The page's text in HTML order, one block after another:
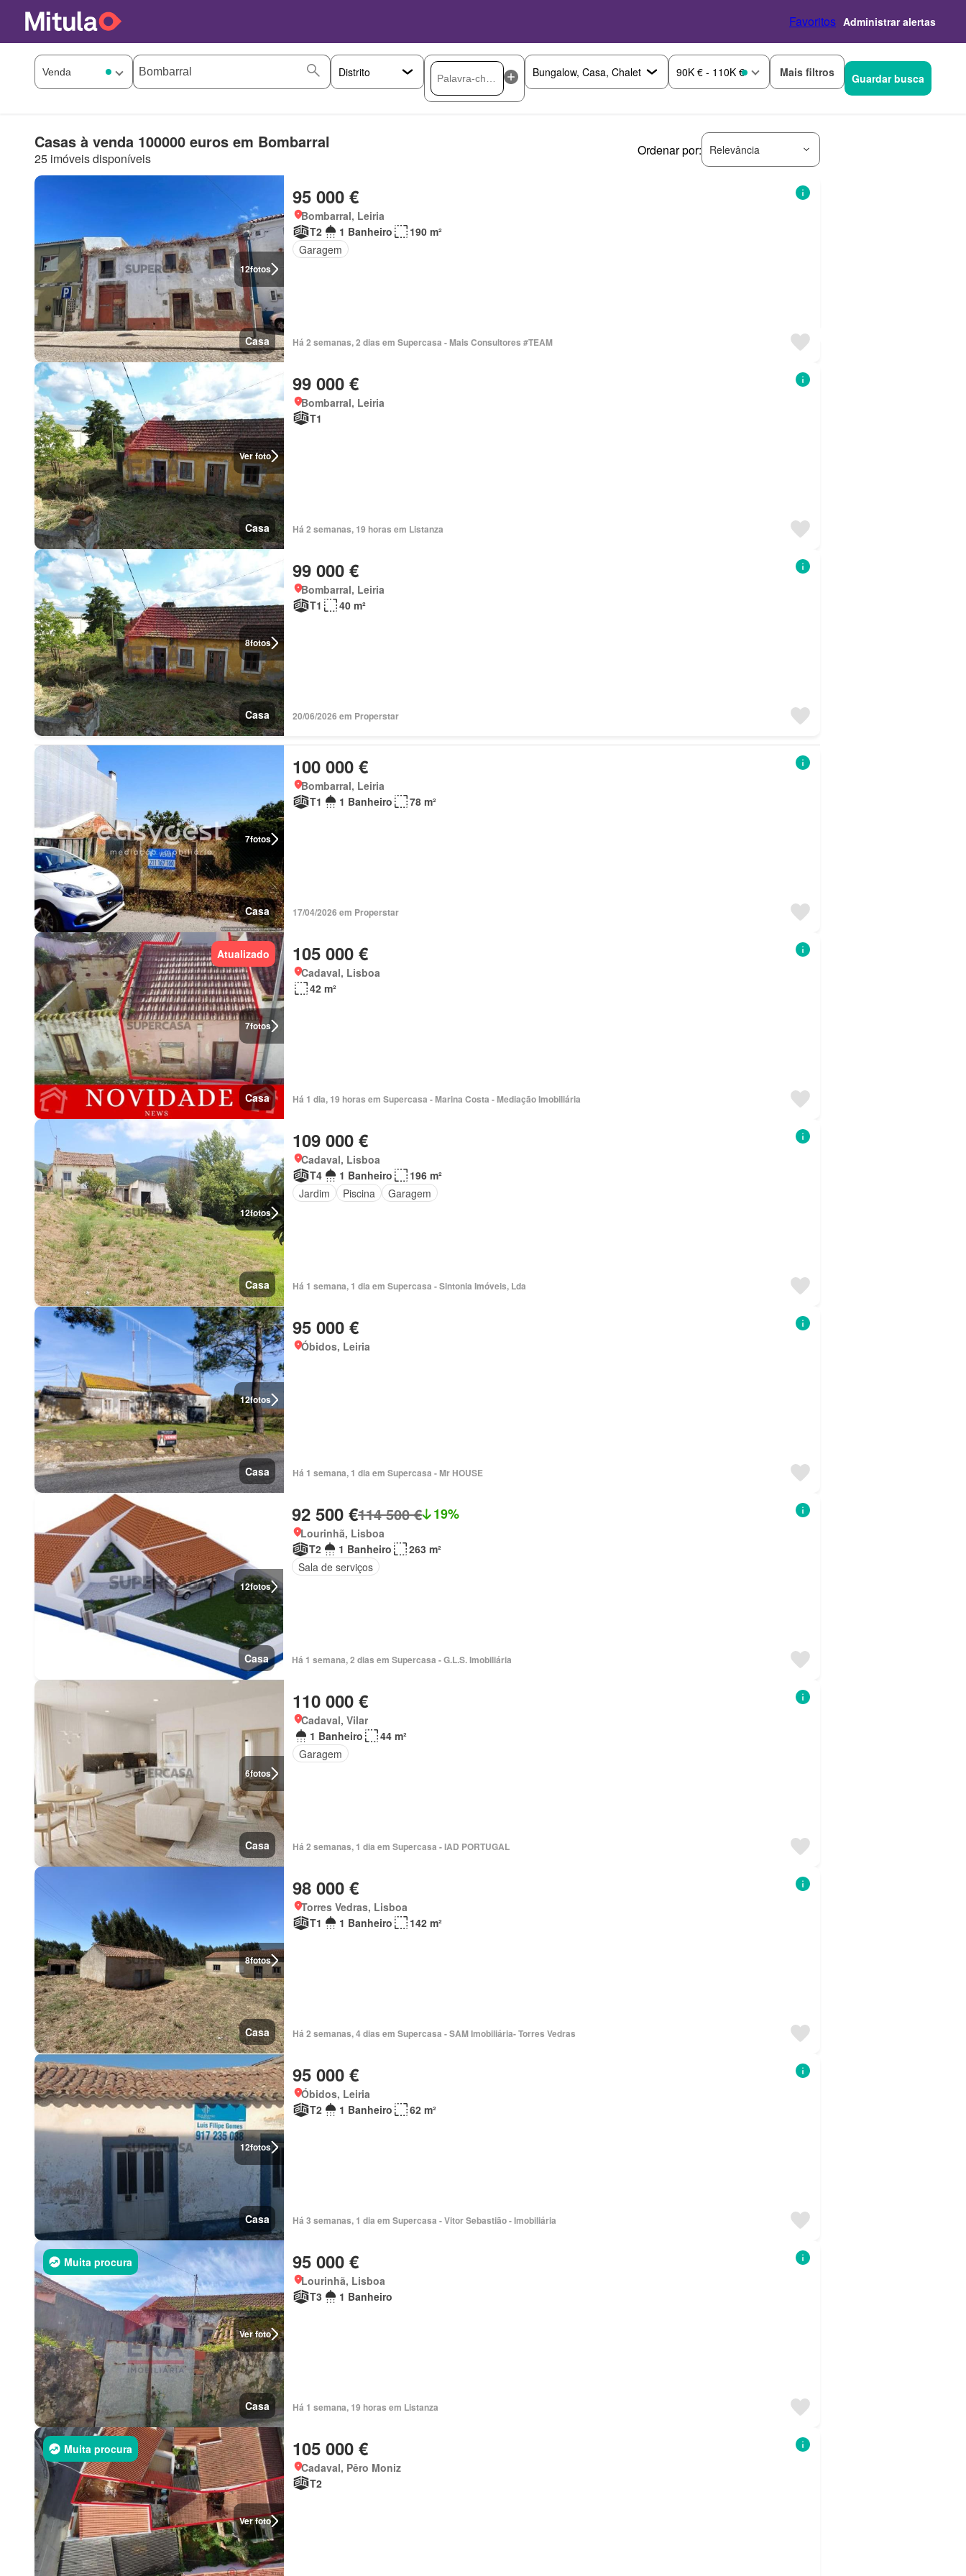
Favoritos Administrar alertas
90K € - 110K € Mais filtros Guardar busca
Casas à venda 100000 euros em Bombarral
25 imóveis disponíveis
Ordenar por: Relevância
12fotos
Casa
95 000 €
Bombarral, Leiria
T2
1 Banheiro
190 m²
Garagem
Há 2 semanas, 2 dias em Supercasa - Mais Consultores #TEAM
Ver foto
Casa
99 000 €
Bombarral, Leiria
T1
Há 2 semanas, 19 horas em Listanza
8fotos
Casa
99 000 €
Bombarral, Leiria
T1
40 m²
20/06/2026 em Properstar
7fotos
Casa
100 000 €
Bombarral, Leiria
T1
1 Banheiro 78 m²
17/04/2026 em Properstar
7fotos
Atualizado
Casa
105 000 €
Cadaval, Lisboa
42 m²
Há 1 dia, 19 horas em Supercasa - Marina Costa - Mediação Imobiliária
12fotos
Casa
109 000 €
Cadaval, Lisboa
T4
1 Banheiro
196 m²
Jardim
Piscina Garagem
Há 1 semana, 1 dia em Supercasa - Sintonia Imóveis, Lda
12fotos
Casa
95 000 €
Óbidos, Leiria
Há 1 semana, 1 dia em Supercasa - Mr HOUSE
12fotos
Casa
92 500 €114 500 € 19%
Lourinhã, Lisboa
T2
1 Banheiro
263 m²
Sala de serviços
Há 1 semana, 2 dias em Supercasa - G.L.S. Imobiliária
6fotos
Casa
110 000 €
Cadaval, Vilar
1 Banheiro
44 m²
Garagem
Há 2 semanas, 1 dia em Supercasa - IAD PORTUGAL
8fotos
Casa
98 000 €
Torres Vedras, Lisboa
T1
1 Banheiro 142 m²
Há 2 semanas, 4 dias em Supercasa - SAM Imobiliária- Torres Vedras
12fotos
Casa
95 000 €
Óbidos, Leiria
T2
1 Banheiro 62 m²
Há 3 semanas, 1 dia em Supercasa - Vitor Sebastião - Imobiliária
Ver foto
Muita procura
Casa
95 000 €
Lourinhã, Lisboa
T3
1 Banheiro
Há 1 semana, 19 horas em Listanza
Ver foto
Muita procura 105 000 €
Cadaval, Pêro Moniz
T2